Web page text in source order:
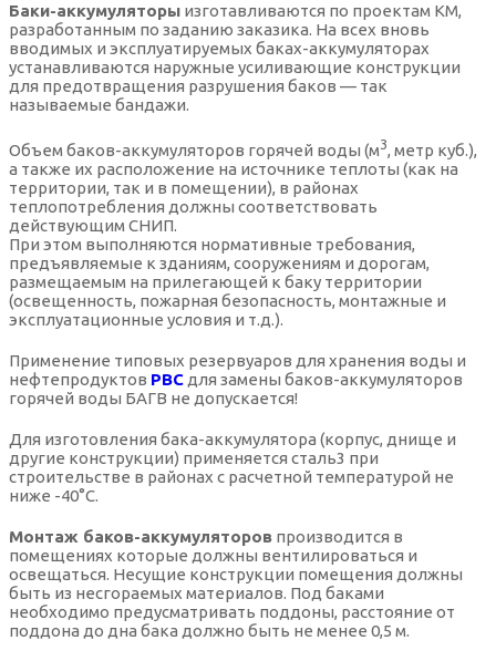
Баки-аккумуляторы изготавливаются по проектам КМ,
разработанным по заданию заказика. На всех вновь
вводимых и эксплуатируемых баках-аккумуляторах
устанавливаются наружные усиливающие конструкции
для предотвращения разрушения баков — так
называемые бандажи.
Объем баков-аккумуляторов горячей воды (м3, метр куб.),
а также их расположение на источнике теплоты (как на
территории, так и в помещении), в районах
теплопотребления должны соответствовать
действующим СНИП.
При этом выполняются нормативные требования,
предъявляемые к зданиям, сооружениям и дорогам,
размещаемым на прилегающей к баку территории
(освещенность, пожарная безопасность, монтажные и
эксплуатационные условия и т.д.).
Применение типовых резервуаров для хранения воды и
нефтепродуктов РВС для замены баков-аккумуляторов
горячей воды БАГВ не допускается!
Для изготовления бака-аккумулятора (корпус, днище и
другие конструкции) применяется сталь3 при
строительстве в районах с расчетной температурой не
ниже -40°С.
Монтаж баков-аккумуляторов производится в
помещениях которые должны вентилироваться и
освещаться. Несущие конструкции помещения должны
быть из несгораемых материалов. Под баками
необходимо предусматривать поддоны, расстояние от
поддона до дна бака должно быть не менее 0,5 м.